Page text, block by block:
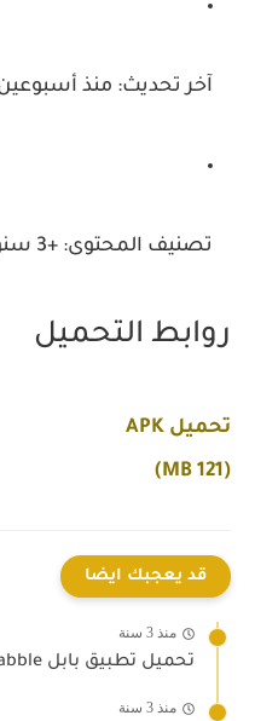
آخر تحديث: منذ
تصنيف المحتوى: +3 سنوات
روابط التحميل
تحميل APK
(121 MB)
قد يعجبك ايضا
منذ 3 سنة
تحميل تطبيق بابل babble برابط مباشر 2022
منذ 3 سنة